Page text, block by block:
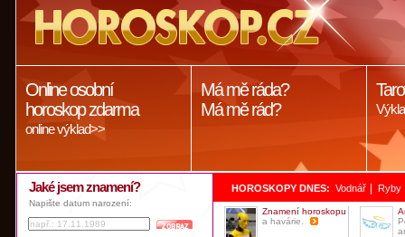
Online osobní
horoskop zdarma
online výklad>>
Má mě ráda?
Má mě rád?
Jaké jsem znamení?
Napište datum narození:
HOROSKOPY DNES: Vodnář Ryby
Znamení horoskopu
a havárie.